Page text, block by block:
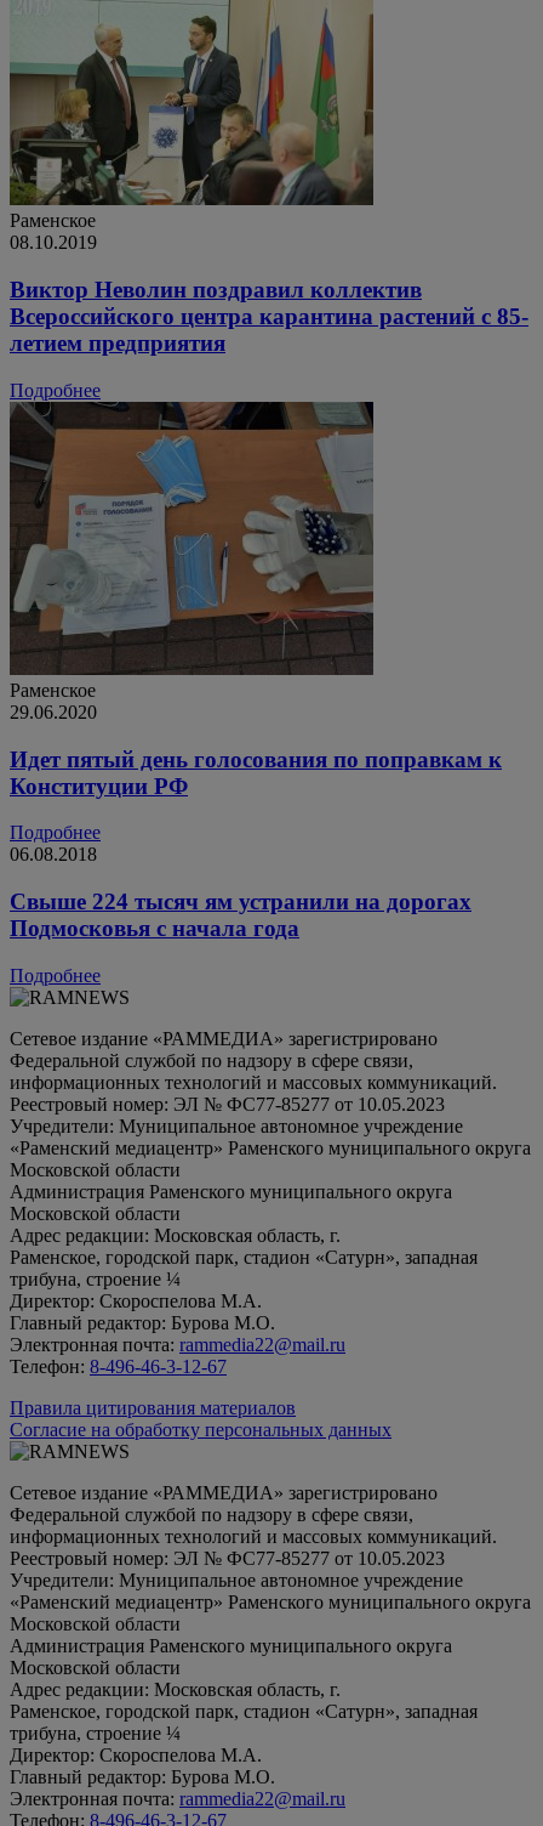
Раменское
08.10.2019
Виктор Неволин поздравил коллектив
Всероссийского центра карантина растений с 85-
летием предприятия
Подробнее
Раменское
29.06.2020
Идет пятый день голосования по поправкам к
Конституции РФ
Подробнее
06.08.2018
Свыше 224 тысяч ям устранили на дорогах
Подмосковья с начала года
Подробнее
Сетевое издание «РАММЕДИА» зарегистрировано
Федеральной службой по надзору в сфере связи,
информационных технологий и массовых коммуникаций.
Реестровый номер: ЭЛ № ФС77-85277 от 10.05.2023
Учредители: Муниципальное автономное учреждение
«Раменский медиацентр» Раменского муниципального округа
Московской области
Администрация Раменского муниципального округа
Московской области
Адрес редакции: Московская область, г.
Раменское, городской парк, стадион «Сатурн», западная
трибуна, строение ¼
Директор: Скороспелова М.А.
Главный редактор: Бурова М.О.
Электронная почта: rammedia22@mail.ru
Телефон: 8-496-46-3-12-67
Правила цитирования материалов
Согласие на обработку персональных данных
Сетевое издание «РАММЕДИА» зарегистрировано
Федеральной службой по надзору в сфере связи,
информационных технологий и массовых коммуникаций.
Реестровый номер: ЭЛ № ФС77-85277 от 10.05.2023
Учредители: Муниципальное автономное учреждение
«Раменский медиацентр» Раменского муниципального округа
Московской области
Администрация Раменского муниципального округа
Московской области
Адрес редакции: Московская область, г.
Раменское, городской парк, стадион «Сатурн», западная
трибуна, строение ¼
Директор: Скороспелова М.А.
Главный редактор: Бурова М.О.
Электронная почта: rammedia22@mail.ru
Телефон: 8-496-46-3-12-67